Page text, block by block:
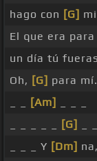
hago con [G]
El que era
un día tú
Oh, [G] para mí.
[Am]
[G]
_ _ _ Y [Dm]